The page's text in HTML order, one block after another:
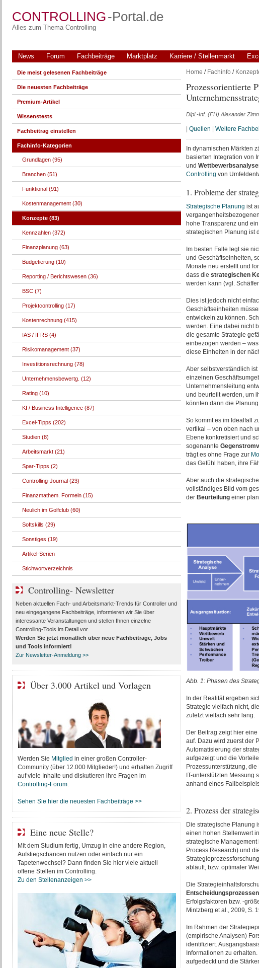
CONTROLLING-Portal.de
Alles zum Thema Controlling
News Forum Fachbeiträge Marktplatz Karriere / Stellenmarkt
Home / Fachinfo /
Prozessorientierte
Dipl.-Inf. (FH) Alexander
Quellen Weitere
In dynamischen Märkten
basierten Integration von
und
Controlling von
1. Probleme der
Strategische Planung ist
vergangenheitsbezogenen
hohe Transparenz und
strategischen Planung ist
Im besten Falle legt sie
und Geschäftseinheiten,
Monate neu erstellt und
dass die strategischen
werden kann (vgl.
Dies ist jedoch nicht
Geschäftseinheiten
entwickeln zu können.
werden. Eine dabei nicht
die gesamte Strategie
einbezogen werden –
diese Einheiten in der
Aber selbstverständlich
einzelnen
Unternehmensleitung
und beurteilt werden, um
könnten dann die
So kommt es im Idealfall
vertikal – von oben nach
Ebene konkretisiert und
sogenannte
trägt es ohne Frage zur
das Gefühl haben, ihre
Aber auch die
vollständiges Bild vom
der Beurteilungeiner
Abb. 1: Phasen des
In der Realität ergeben
Strategie vielfach nicht, die
zuletzt vielfach sehr lang.
Der Beitrag zeigt hier
auf. Dazu wird zuerst der
Automatisierung der
aufgezeigt und die
Prozessunterstützung,
IT-unterstützten
anhand eines
2. Prozess der
Die strategische Planung
einen hohen Stellenwert
strategische
Process Research) und
abläuft, bzw. optimaler
Die
Entscheidungsprozessen
Erfolgsfaktoren bzw. -
Mintzberg et al., 2009, S.
Im Rahmen der
(empirische Analysen)
identifiziert.
Informationen zu
aufgedeckt und die
Die meist gelesenen Fachbeiträge
Die neuesten Fachbeiträge
Premium-Artikel
Wissenstests
Fachbeitrag einstellen
Fachinfo-Kategorien
Grundlagen (95)
Branchen (51)
Funktional (91)
Kostenmanagement (30)
Konzepte (83)
Kennzahlen (372)
Finanzplanung (63)
Budgetierung (10)
Reporting / Berichtswesen (36)
BSC (7)
Projektcontrolling (17)
Kostenrechnung (415)
IAS / IFRS (4)
Risikomanagement (37)
Investitionsrechnung (78)
Unternehmensbewertg. (12)
Rating (10)
KI / Business Intelligence (87)
Excel-Tipps (202)
Studien (8)
Arbeitsmarkt (21)
Spar-Tipps (2)
Controlling-Journal (23)
Finanzmathem. Formeln (15)
Neulich im Golfclub (60)
Softskills (29)
Sonstiges (19)
Artikel-Serien
Stichwortverzeichnis
Controlling- Newsletter
Neben aktuellen Fach- und Arbeitsmarkt-Trends für Controller und
neu eingegangene Fachbeiträge, informieren wir Sie über
interessante Veranstaltungen und stellen Ihnen einzelne
Controlling-Tools im Detail vor.
Werden Sie jetzt monatlich über neue Fachbeiträge, Jobs
und Toolsinformiert!
Zur Newsletter-Anmeldung >>
Über 3.000 Artikel und Vorlagen
Werden Sie Mitglied in einer großen Controller-
Community (über 12.000 Mitglieder!) und erhalten Zugriff
auf viele Inhalte und diskutieren ihre Fragen im
Controlling-Forum.
Sehen Sie hier die neuesten Fachbeiträge >>
Eine neue Stelle?
Mit dem Studium fertig, Umzug in eine andere Region,
Aufstiegschancen nutzen oder einfach nur ein
Tapetenwechsel? Dann finden Sie hier viele aktuell
offene Stellen im Controlling.
Zu den Stellenanzeigen >>